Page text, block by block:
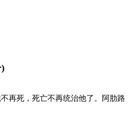
再死，死亡不再统治他了。阿肋路